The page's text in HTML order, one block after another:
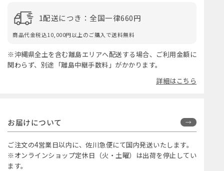
1配送につき：全国一律660円
商品代金税込10,000円以上のご購入で送料無料
※沖縄県全土を含む離島エリアへ配送する場合、ご利用金額に
関わらず、別途「離島中継手数料」がかかります。
詳細はこちら
お届けについて
ご注文の4営業日以内に、佐川急便にて国内発送いたします。
※オンラインショップ定休日（火・土曜）は出荷を停止してい
ます。